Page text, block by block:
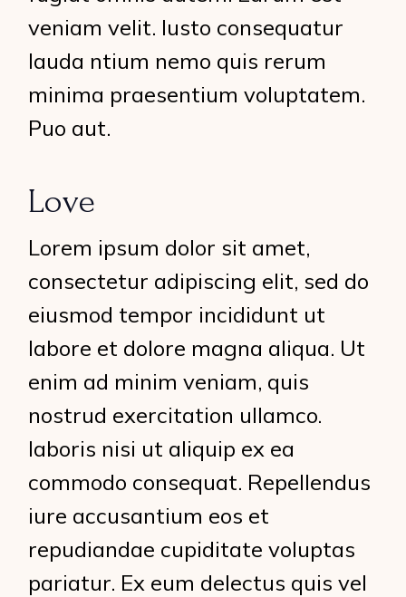
veniam velit. Iusto consequatur
lauda ntium nemo quis rerum
minima praesentium voluptatem.
Puo aut.
Love
Lorem ipsum dolor sit amet,
consectetur adipiscing elit, sed do
eiusmod tempor incididunt ut
labore et dolore magna aliqua. Ut
enim ad minim veniam, quis
nostrud exercitation ullamco.
laboris nisi ut aliquip ex ea
commodo consequat. Repellendus
iure accusantium eos et
repudiandae cupiditate voluptas
pariatur. Ex eum delectus quis vel